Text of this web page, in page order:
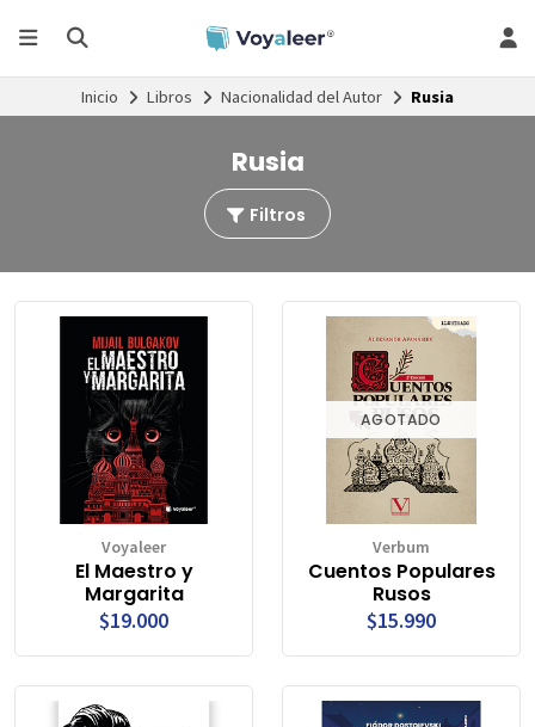
Inicio Libros Nacionalidad del Autor Rusia
Rusia
Filtros
Voyaleer
El Maestro y
Margarita
$19.000
AGOTADO
Verbum
Cuentos Populares
Rusos
$15.990